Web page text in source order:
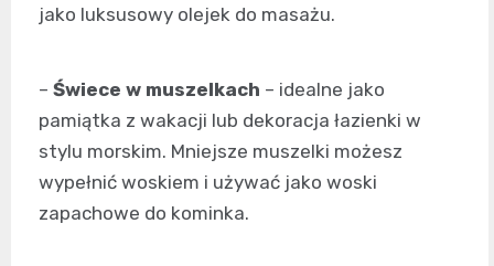
jako luksusowy olejek do masażu.
– Świece w muszelkach – idealne jako
pamiątka z wakacji lub dekoracja łazienki w
stylu morskim. Mniejsze muszelki możesz
wypełnić woskiem i używać jako woski
zapachowe do kominka.